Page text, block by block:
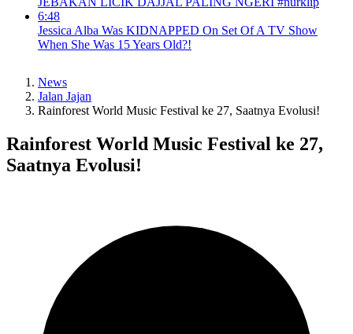
6:48
Jessica Alba Was KIDNAPPED On Set Of A TV Show
When She Was 15 Years Old?!
News
Jalan Jajan
Rainforest World Music Festival ke 27, Saatnya Evolusi!
Rainforest World Music Festival ke 27,
Saatnya Evolusi!